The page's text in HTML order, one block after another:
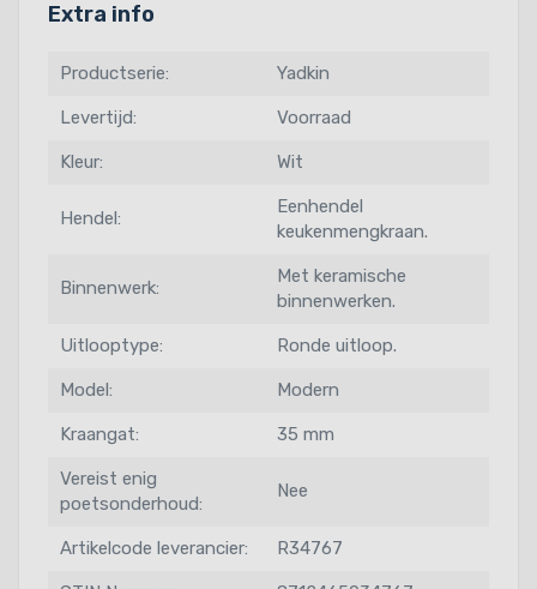
Extra info
Productserie: Yadkin
Levertijd: Voorraad
Kleur: Wit
Hendel:
Eenhendel
keukenmengkraan.
Binnenwerk:
Met keramische
binnenwerken.
Uitlooptype: Ronde uitloop.
Model: Modern
Kraangat: 35 mm
Vereist enig
poetsonderhoud:
Nee
Artikelcode leverancier: R34767